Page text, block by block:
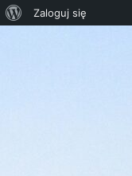
Zaloguj się